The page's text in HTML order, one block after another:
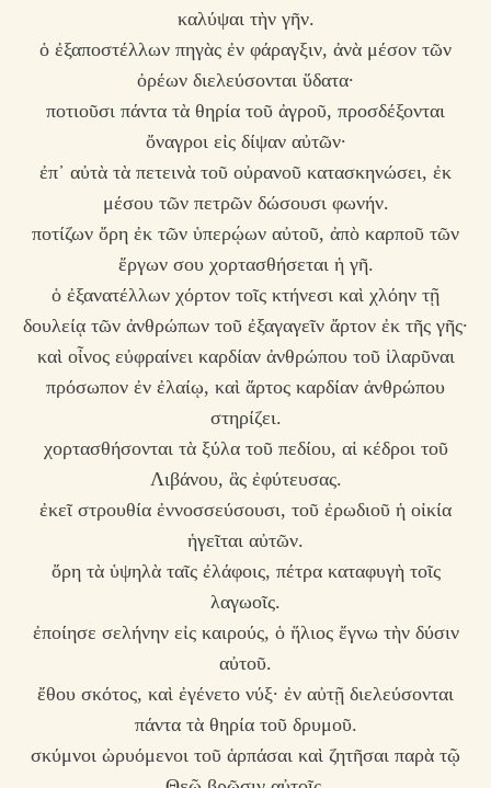
καλύψαι τὴν γῆν.
ὁ ἐξαποστέλλων πηγὰς ἐν φάραγξιν, ἀνὰ μέσον τῶν
ὀρέων διελεύσονται ὕδατα·
ποτιοῦσι πάντα τὰ θηρία τοῦ ἀγροῦ, προσδέξονται
ὄναγροι εἰς δίψαν αὐτῶν·
ἐπ᾿ αὐτὰ τὰ πετεινὰ τοῦ οὐρανοῦ κατασκηνώσει, ἐκ
μέσου τῶν πετρῶν δώσουσι φωνήν.
ποτίζων ὄρη ἐκ τῶν ὑπερῴων αὐτοῦ, ἀπὸ καρποῦ τῶν
ἔργων σου χορτασθήσεται ἡ γῆ.
ὁ ἐξανατέλλων χόρτον τοῖς κτήνεσι καὶ χλόην τῇ
δουλείᾳ τῶν ἀνθρώπων τοῦ ἐξαγαγεῖν ἄρτον ἐκ τῆς γῆς·
καὶ οἶνος εὐφραίνει καρδίαν ἀνθρώπου τοῦ ἱλαρῦναι
πρόσωπον ἐν ἐλαίῳ, καὶ ἄρτος καρδίαν ἀνθρώπου
στηρίζει.
χορτασθήσονται τὰ ξύλα τοῦ πεδίου, αἱ κέδροι τοῦ
Λιβάνου, ἃς ἐφύτευσας.
ἐκεῖ στρουθία ἐννοσσεύσουσι, τοῦ ἐρωδιοῦ ἡ οἰκία
ἡγεῖται αὐτῶν.
ὄρη τὰ ὑψηλὰ ταῖς ἐλάφοις, πέτρα καταφυγὴ τοῖς
λαγωοῖς.
ἐποίησε σελήνην εἰς καιρούς, ὁ ἥλιος ἔγνω τὴν δύσιν
αὐτοῦ.
ἔθου σκότος, καὶ ἐγένετο νύξ· ἐν αὐτῇ διελεύσονται
πάντα τὰ θηρία τοῦ δρυμοῦ.
σκύμνοι ὠρυόμενοι τοῦ ἁρπάσαι καὶ ζητῆσαι παρὰ τῷ